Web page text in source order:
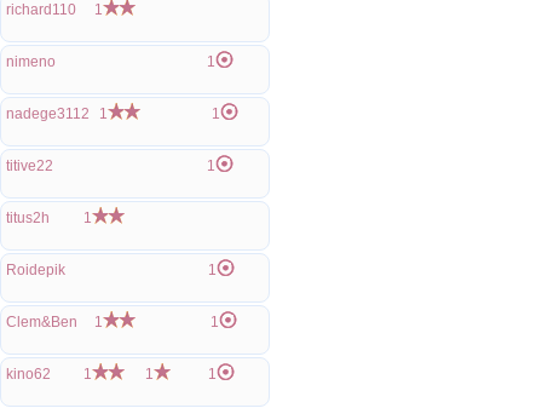
richard110 1
nimeno 1
nadege3112 1 1
titive22 1
titus2h 1
Roidepik 1
Clem&Ben 1 1
kino62 1 1 1